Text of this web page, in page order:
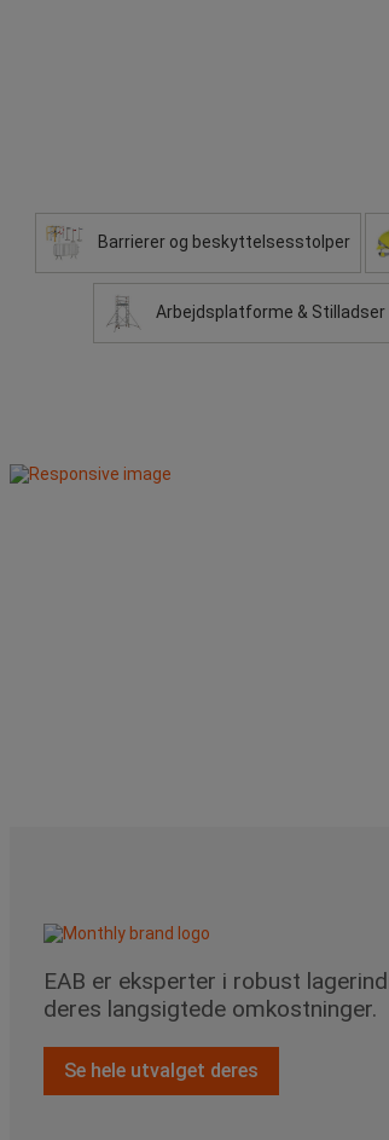
Barrierer og beskyttelsesstolper
Arbejdsplatforme & Stilladser
EAB er eksperter i robust
deres langsigtede omkostninger.
Se hele utvalget deres